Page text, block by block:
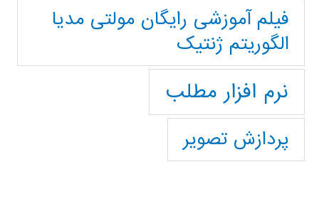
فیلم آموزشی رایگان مولتی مدیا
الگوریتم ژنتیک
نرم افزار مطلب
پردازش تصویر